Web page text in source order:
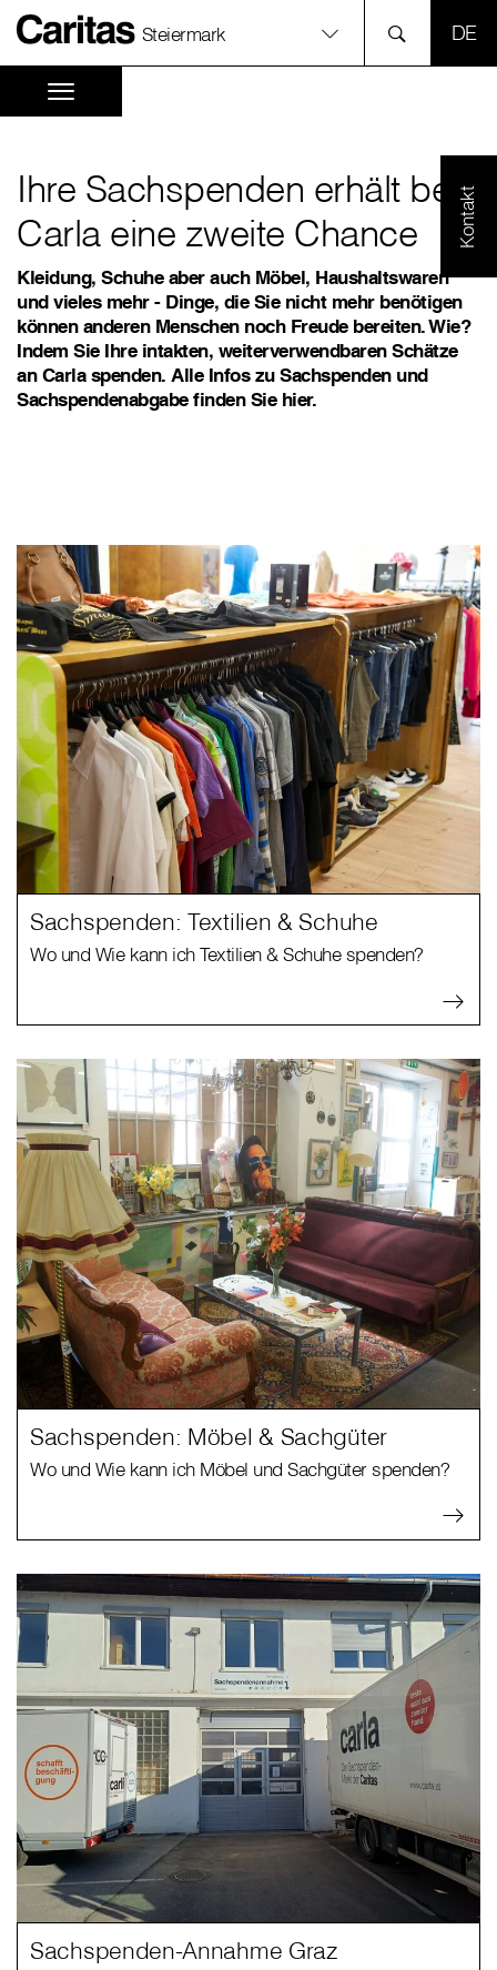
Steiermark
Kontakt
Ihre Sachspenden erhält bei
Carla eine zweite Chance
Kleidung, Schuhe aber auch Möbel, Haushaltswaren
und vieles mehr - Dinge, die Sie nicht mehr benötigen
können anderen Menschen noch Freude bereiten. Wie?
Indem Sie Ihre intakten, weiterverwendbaren Schätze
an Carla spenden. Alle Infos zu Sachspenden und
Sachspendenabgabe finden Sie hier.
Sachspenden: Textilien & Schuhe
Wo und Wie kann ich Textilien & Schuhe spenden?
Sachspenden: Möbel & Sachgüter
Wo und Wie kann ich Möbel und Sachgüter spenden?
Sachspenden-Annahme Graz